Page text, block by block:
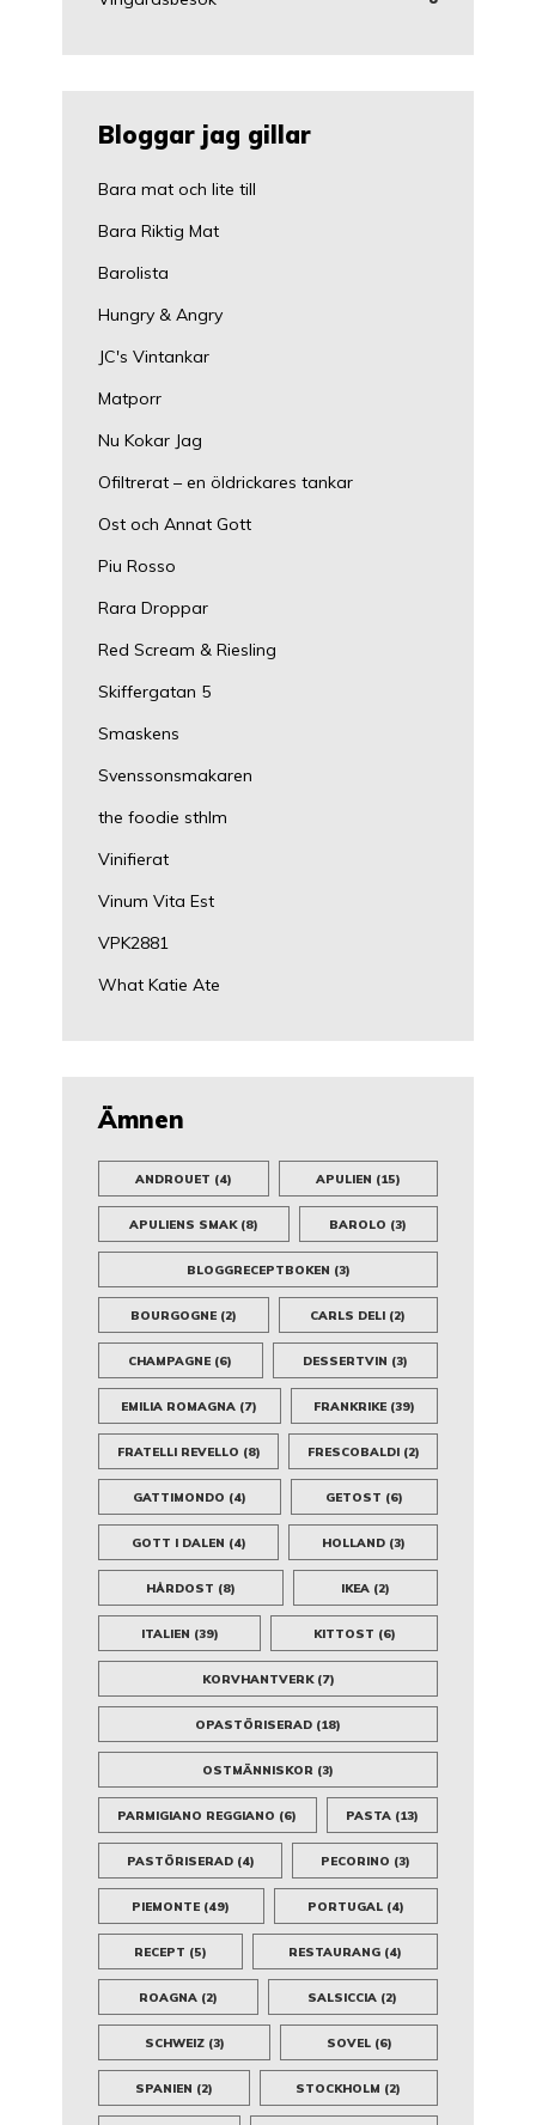
Bloggar jag gillar
Bara mat och lite till
Bara Riktig Mat
Barolista
Hungry & Angry
JC's Vintankar
Matporr
Nu Kokar Jag
Ofiltrerat – en öldrickares tankar
Ost och Annat Gott
Piu Rosso
Rara Droppar
Red Scream & Riesling
Skiffergatan 5
Smaskens
Svenssonsmakaren
the foodie sthlm
Vinifierat
Vinum Vita Est
VPK2881
What Katie Ate
Ämnen
ANDROUET (4) APULIEN (15)
APULIENS SMAK(8) BAROLO (3)
BLOGGRECEPTBOKEN (3)
BOURGOGNE(2) CARLS DELI (2)
CHAMPAGNE (6) DESSERTVIN (3)
EMILIA ROMAGNA (7) FRANKRIKE(39)
FRATELLI REVELLO (8) FRESCOBALDI(2)
GATTIMONDO (4) GETOST (6)
GOTT I DALEN (4) HOLLAND(3)
HÅRDOST (8) IKEA (2)
ITALIEN (39) KITTOST (6)
KORVHANTVERK(7)
OPASTÖRISERAD (18)
OSTMÄNNISKOR (3)
PARMIGIANO REGGIANO (6) PASTA(13)
PASTÖRISERAD(4) PECORINO (3)
PIEMONTE (49) PORTUGAL(4)
RECEPT (5) RESTAURANG (4)
ROAGNA(2) SALSICCIA (2)
SCHWEIZ(3) SOVEL(6)
SPANIEN (2) STOCKHOLM (2)